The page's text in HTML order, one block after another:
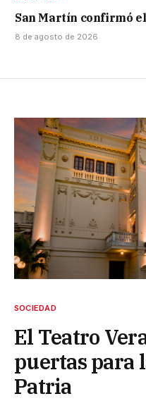
San Martín confirmó
8 de agosto de 2026
SOCIEDAD
El Teatro
puertas para
Patria